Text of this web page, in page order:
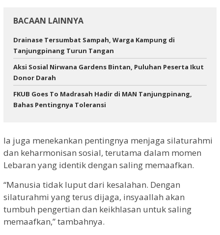
BACAAN LAINNYA
Drainase Tersumbat Sampah, Warga Kampung di
Tanjungpinang Turun Tangan
Aksi Sosial Nirwana Gardens Bintan, Puluhan Peserta Ikut
Donor Darah
FKUB Goes To Madrasah Hadir di MAN Tanjungpinang,
Bahas Pentingnya Toleransi
Ia juga menekankan pentingnya menjaga silaturahmi
dan keharmonisan sosial, terutama dalam momen
Lebaran yang identik dengan saling memaafkan.
“Manusia tidak luput dari kesalahan. Dengan
silaturahmi yang terus dijaga, insyaallah akan
tumbuh pengertian dan keikhlasan untuk saling
memaafkan,” tambahnya.